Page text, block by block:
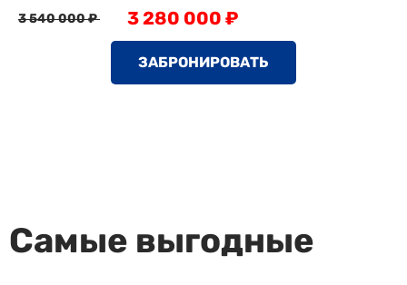
3 540 000 ₽
3 280 000 ₽
ЗАБРОНИРОВАТЬ
Самые выгодные